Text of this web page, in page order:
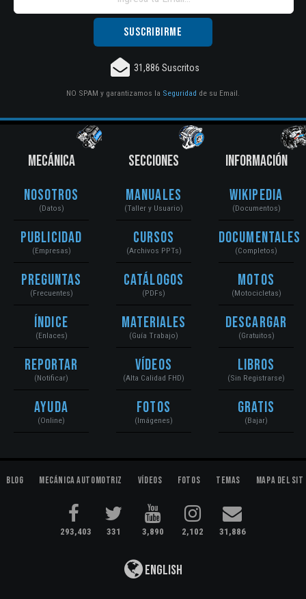
31,886 Suscritos
NO SPAM y garantizamos la Seguridad de su Email.
MECÁNICA
Nosotros
(Datos)
Publicidad
(Empresas)
Preguntas
(Frecuentes)
Índice
(Enlaces)
Reportar
(Notificar)
Ayuda
(Online)
SECCIONES
Manuales
(Taller y Usuario)
Cursos
(Archivos PPTs)
Catálogos
(PDFs)
Materiales
(Guía Trabajo)
Vídeos
(Alta Calidad FHD)
Fotos
(Imágenes)
INFORMACIÓN
Wikipedia
(Documentos)
Documentales
(Completos)
Motos
(Motocicletas)
Descargar
(Gratuitos)
Libros
(Sin Registrarse)
Gratis
(Bajar)
Blog Mecánica Automotriz Vídeos Fotos Temas Mapa del
293,403 331 3,890 2,102 31,886
English